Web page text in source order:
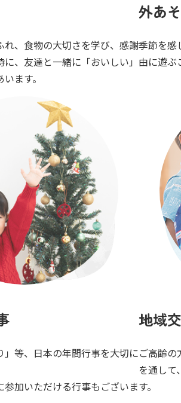
れ、食物の大切さを学び、感謝
、友達と一緒に「おいしい」
ます。
外あ
季節を感
由に遊ぶ
」等、日本の年間行事を大切に
加いただける行事もございま
地域
ご高齢
を通して
す。